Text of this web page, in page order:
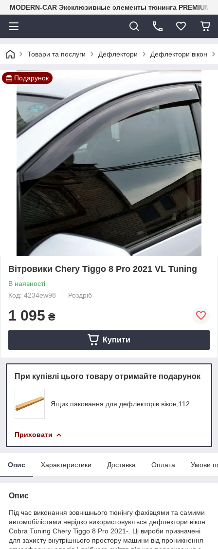
MODERN-CAR Эксклюзивные элементы тюнинга PREMIUM-
Товари та послуги Дефлектори Дефлектори вікон
Подарунок
Вітровики Chery Tiggo 8 Pro 2021 VL Tuning
В наявності
Код: 4234ew98
Роздріб
1 095 ₴
Купити
При купівлі цього товару отримайте подарунок
Ящик паковання для дефлекторів вікон,112
Приховати
Опис Характеристики Доставка Оплата Умови
Опис
Під час виконання зовнішнього тюнінгу фахівцями та самими
автомобілістами нерідко використовуються дефлектори вікон
Cobra Tuning Chery Tiggo 8 Pro 2021-. Ці вироби призначені
для захисту внутрішнього простору машини від проникнення